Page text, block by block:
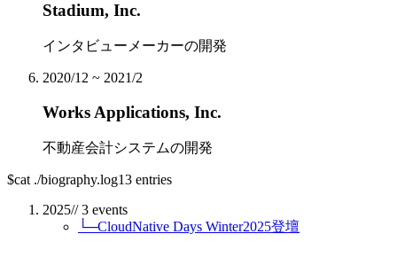
Stadium, Inc.
インタビューメーカーの開発
2020/12 ~ 2021/2
Works Applications, Inc.
不動産会計システムの開発
$cat ./biography.log13 entries
2025// 3 events
└─CloudNative Days Winter2025登壇